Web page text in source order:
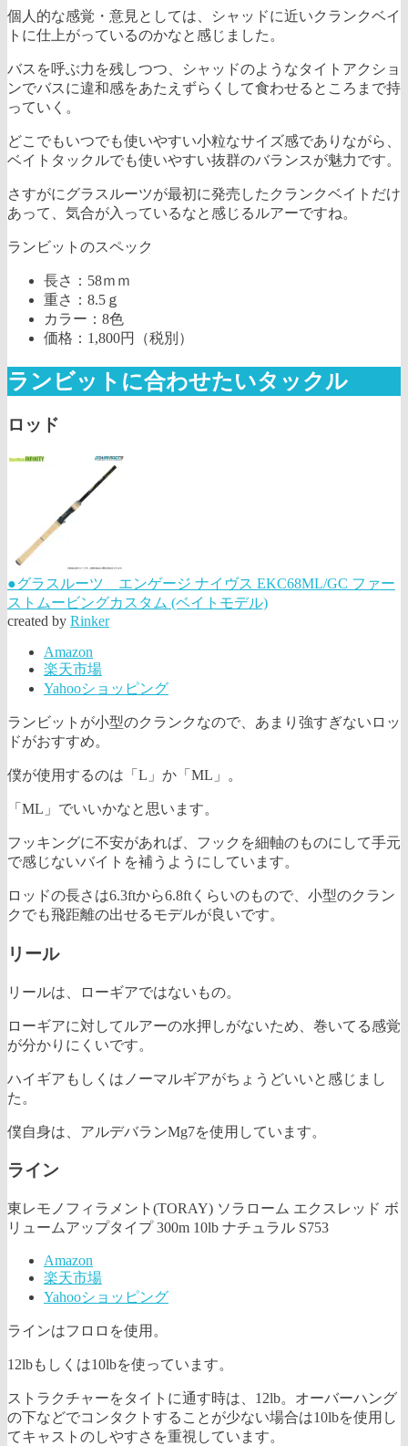
個人的な感覚・意見としては、シャッドに近いクランクベイ
トに仕上がっているのかなと感じました。
バスを呼ぶ力を残しつつ、シャッドのようなタイトアクショ
ンでバスに違和感をあたえずらくして食わせるところまで持
っていく。
どこでもいつでも使いやすい小粒なサイズ感でありながら、
ベイトタックルでも使いやすい抜群のバランスが魅力です。
さすがにグラスルーツが最初に発売したクランクベイトだけ
あって、気合が入っているなと感じるルアーですね。
ランビットのスペック
長さ：58ｍｍ
重さ：8.5ｇ
カラー：8色
価格：1,800円（税別）
ランビットに合わせたいタックル
ロッド
●グラスルーツ エンゲージ ナイヴス EKC68ML/GC ファー
ストムービングカスタム (ベイトモデル)
created by Rinker
Amazon
楽天市場
Yahooショッピング
ランビットが小型のクランクなので、あまり強すぎないロッ
ドがおすすめ。
僕が使用するのは「L」か「ML」。
「ML」でいいかなと思います。
フッキングに不安があれば、フックを細軸のものにして手元
で感じないバイトを補うようにしています。
ロッドの長さは6.3ftから6.8ftくらいのもので、小型のクラン
クでも飛距離の出せるモデルが良いです。
リール
リールは、ローギアではないもの。
ローギアに対してルアーの水押しがないため、巻いてる感覚
が分かりにくいです。
ハイギアもしくはノーマルギアがちょうどいいと感じまし
た。
僕自身は、アルデバランMg7を使用しています。
ライン
東レモノフィラメント(TORAY) ソラローム エクスレッド ボ
リュームアップタイプ 300m 10lb ナチュラル S753
Amazon
楽天市場
Yahooショッピング
ラインはフロロを使用。
12lbもしくは10lbを使っています。
ストラクチャーをタイトに通す時は、12lb。オーバーハング
の下などでコンタクトすることが少ない場合は10lbを使用し
てキャストのしやすさを重視しています。